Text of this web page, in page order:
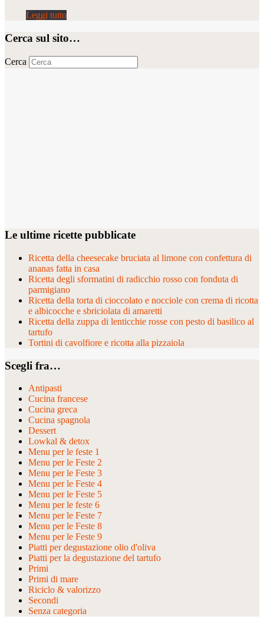
Cerca sul sito…
Cerca
Le ultime ricette pubblicate
Ricetta della cheesecake bruciata al limone con confettura di
ananas fatta in casa
Ricetta degli sformatini di radicchio rosso con fonduta di
parmigiano
Ricetta della torta di cioccolato e nocciole con crema di ricotta
e albicocche e sbriciolata di amaretti
Ricetta della zuppa di lenticchie rosse con pesto di basilico al
tartufo
Tortini di cavolfiore e ricotta alla pizzaiola
Scegli fra…
Antipasti
Cucina francese
Cucina greca
Cucina spagnola
Dessert
Lowkal & detox
Menu per le feste 1
Menu per le Feste 2
Menu per le Feste 3
Menu per le Feste 4
Menu per le Feste 5
Menu per le feste 6
Menu per le Feste 7
Menu per le Feste 8
Menu per le Feste 9
Piatti per degustazione olio d'oliva
Piatti per la degustazione del tartufo
Primi
Primi di mare
Riciclo & valorizzo
Secondi
Senza categoria